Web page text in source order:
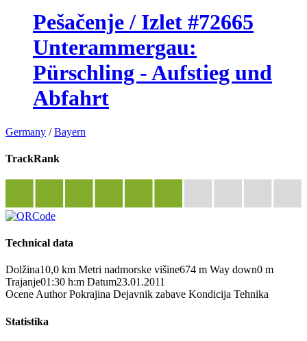
Pešačenje / Izlet #72665
Unterammergau:
Pürschling - Aufstieg und
Abfahrt
Germany /Bayern
TrackRank
Technical data
Dolžina10,0 km Metri nadmorske višine674 m Way down0 m
Trajanje01:30 h:m Datum23.01.2011
Ocene Author Pokrajina Dejavnik zabave Kondicija Tehnika
Statistika